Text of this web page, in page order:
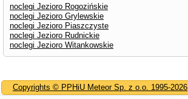
noclegi Jezioro Rogozińskie
noclegi Jezioro Grylewskie
noclegi Jezioro Piaszczyste
noclegi Jezioro Rudnickie
noclegi Jezioro Witankowskie
Copyrights © PPHiU Meteor Sp. z o.o. 1995-2026